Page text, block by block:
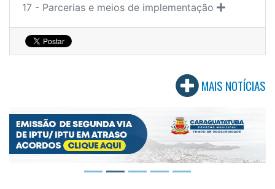
17 - Parcerias e meios de implementação
MAIS NOTÍCIAS